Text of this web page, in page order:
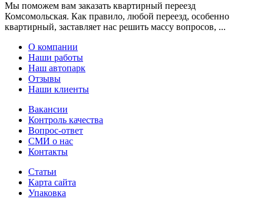
Мы поможем вам заказать квартирный переезд
Комсомольская. Как правило, любой переезд, особенно
квартирный, заставляет нас решить массу вопросов, ...
О компании
Наши работы
Наш автопарк
Отзывы
Наши клиенты
Вакансии
Контроль качества
Вопрос-ответ
СМИ о нас
Контакты
Статьи
Карта сайта
Упаковка